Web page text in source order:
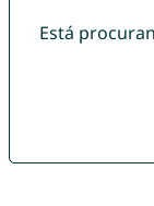
Está